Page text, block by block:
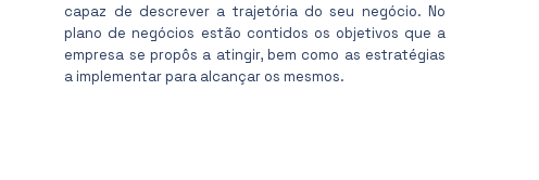
capaz de descrever a trajetória do seu negócio. No
plano de negócios estão contidos os objetivos que a
empresa se propôs a atingir, bem como as estratégias
a implementar para alcançar os mesmos.